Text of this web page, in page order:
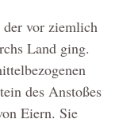
vor ziemlich
Land ging.
des Anstoßes
Eiern. Sie